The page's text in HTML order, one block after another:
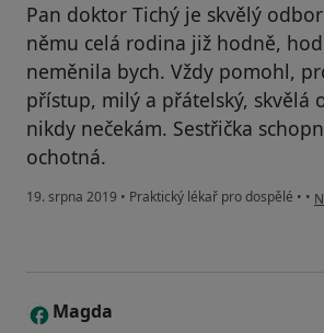
Pan doktor Tichý je skvělý
němu celá rodina již hodně,
neměnila bych. Vždy pomohl,
přístup, milý a přátelský, skvělá
nikdy nečekám. Sestřička
ochotná.
19. srpna 2019 • Praktický lékař pro dospělé • •
M Magda